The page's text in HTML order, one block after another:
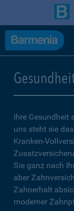
Ihre Gesundheit
uns steht sie
Kranken-
Sie ganz nach
aber
Zahnerhalt
moderner